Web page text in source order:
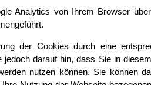
Analytics von Ihrem Browser
der Cookies durch eine
jedoch darauf hin, dass Sie in
nutzen können. Sie können